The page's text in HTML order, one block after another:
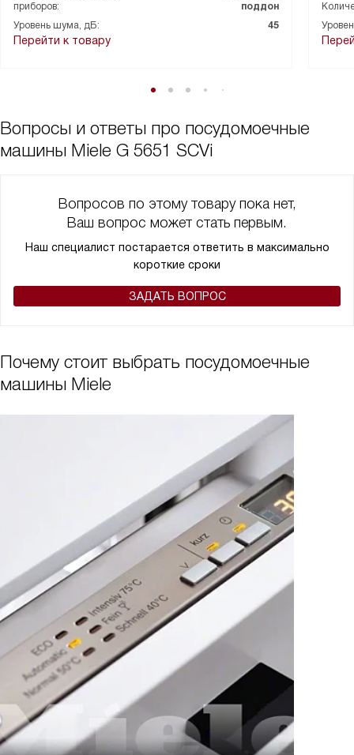
приборов:
поддон
Уровень шума, дБ:
45
Перейти к товару
Вопросы и ответы про посудомоечные
машины Miele G 5651 SCVi
Вопросов по этому товару пока нет,
Ваш вопрос может стать первым.
Наш специалист постарается ответить в максимально
короткие сроки
ЗАДАТЬ ВОПРОС
Почему стоит выбрать посудомоечные
машины Miele